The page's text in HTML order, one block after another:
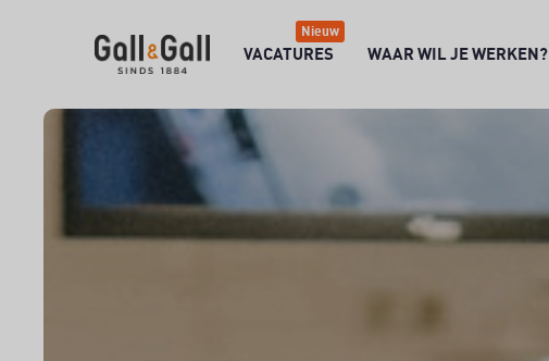
VACATURES
Nieuw
WAAR WIL JE WERKEN?